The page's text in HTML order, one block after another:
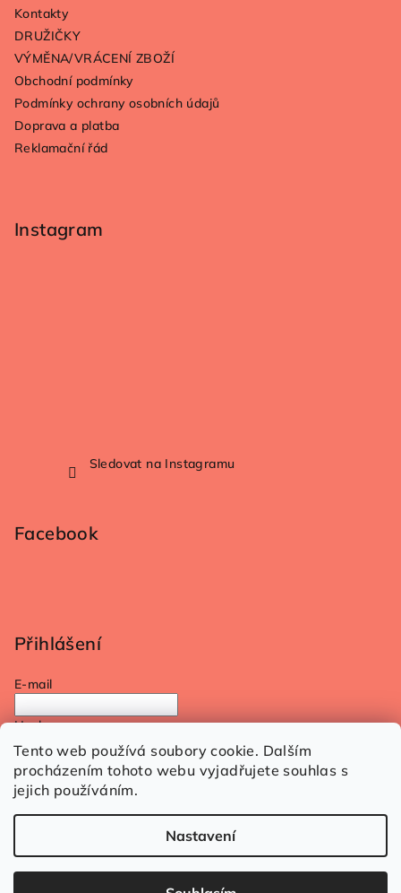
Tento web používá soubory cookie. Dalším
procházením tohoto webu vyjadřujete souhlas s
jejich používáním.
Nastavení
Kontakty
DRUŽIČKY
VÝMĚNA/VRÁCENÍ ZBOŽÍ
Obchodní podmínky
Podmínky ochrany osobních údajů
Doprava a platba
Reklamační řád
Instagram
Sledovat na Instagramu
Facebook
Přihlášení
E-mail
Heslo
Přihlásit se
Nová registraceZapomenuté heslo